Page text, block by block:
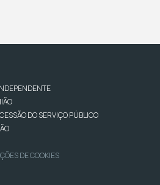
DO SERVIÇO PÚBLICO
DE COOKIES